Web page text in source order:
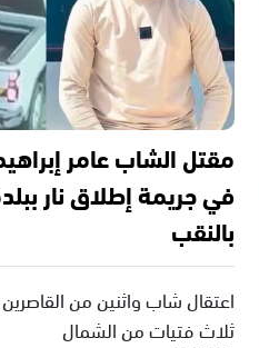
مقتل الشاب عامر
في جريمة إطلاق نار
بالنقب
اعتقال شاب واثنين من
ثلاث فتيات من الشمال